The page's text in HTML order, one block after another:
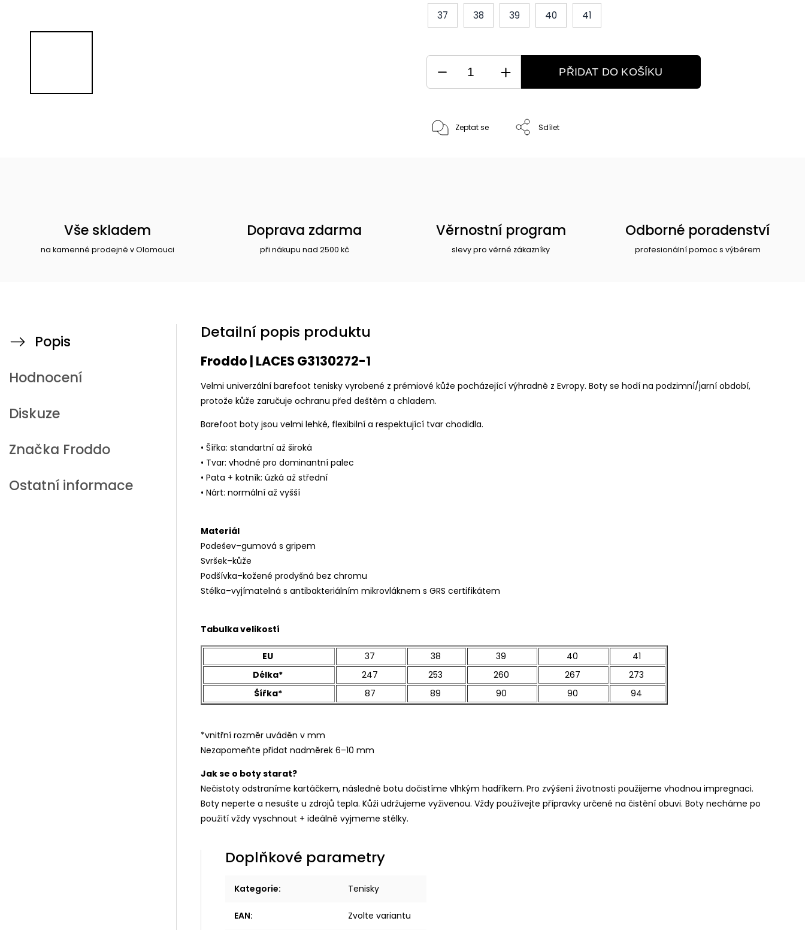
37 38 39 40 41
PŘIDAT DO KOŠÍKU
Zeptat se Sdílet
Vše skladem
na kamenné prodejně v Olomouci
Doprava zdarma
při nákupu nad 2500 kč
Věrnostní program
slevy pro věrné zákazníky
Odborné poradenství
profesionální pomoc s výběrem
Popis
Hodnocení
Diskuze
Značka Froddo
Ostatní informace
Detailní popis produktu
Froddo | LACES G3130272-1
Velmi univerzální barefoot tenisky vyrobené z prémiové kůže pocházející výhradně z Evropy. Boty se hodí na podzimní/jarní období,
protože kůže zaručuje ochranu před deštěm a chladem.
Barefoot boty jsou velmi lehké, flexibilní a respektující tvar chodidla.
• Šířka: standartní až široká
• Tvar: vhodné pro dominantní palec
• Pata + kotník: úzká až střední
• Nárt: normální až vyšší
Materiál
Podešev–gumová s gripem
Svršek–kůže
Podšívka–kožené prodyšná bez chromu
Stélka–vyjímatelná s antibakteriálním mikrovláknem s GRS certifikátem
Tabulka velikostí
EU 37 38 39 40
41
Délka*
247 253 260 267
273
Šířka*
87 89 90 90 94
*vnitřní rozměr uváděn v mm
Nezapomeňte přidat nadměrek 6–10 mm
Jak se o boty starat?
Nečistoty odstraníme kartáčkem, následně botu dočistíme vlhkým hadříkem. Pro zvýšení životnosti použijeme vhodnou impregnaci.
Boty neperte a nesušte u zdrojů tepla. Kůži udržujeme vyživenou. Vždy používejte přípravky určené na čistění obuvi. Boty necháme po
použití vždy vyschnout + ideálně vyjmeme stélky.
Doplňkové parametry
Kategorie: Tenisky
EAN: Zvolte variantu